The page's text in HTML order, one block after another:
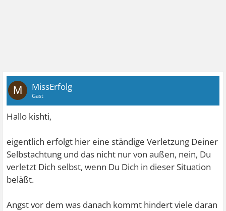
M MissErfolg
Gast
Hallo kishti,
eigentlich erfolgt hier eine ständige Verletzung Deiner
Selbstachtung und das nicht nur von außen, nein, Du
verletzt Dich selbst, wenn Du Dich in dieser Situation
beläßt.
Angst vor dem was danach kommt hindert viele daran